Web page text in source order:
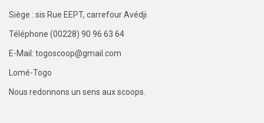
Siège : sis Rue EEPT, carrefour Avédji
Téléphone (00228) 90 96 63 64
E-Mail: togoscoop@gmail.com
Lomé-Togo
Nous redonnons un sens aux scoops.